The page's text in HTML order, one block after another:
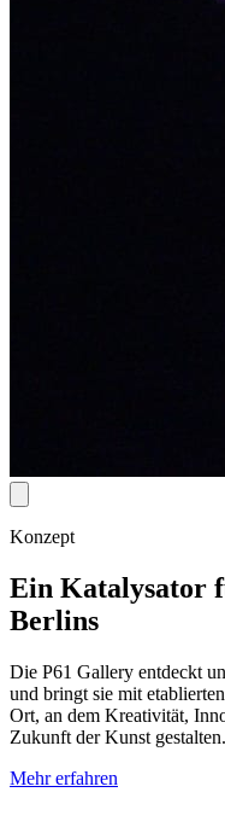
Konzept
Ein Katalysator
Berlins
Die P61 Gallery entdeckt
und bringt sie mit
Ort, an dem Kreativität,
Zukunft der Kunst gestalten.
Mehr erfahren